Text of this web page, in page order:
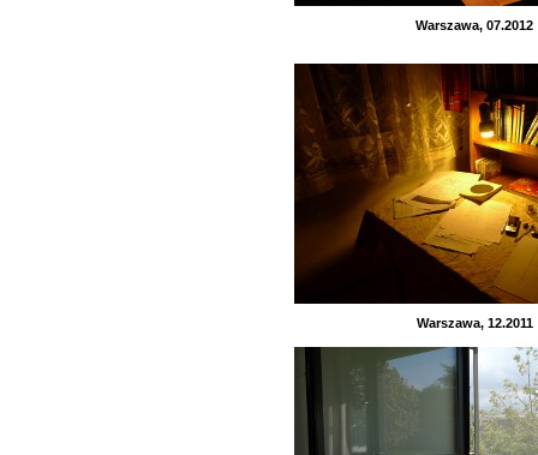
Warszawa, 07.2012
Warszawa, 12.2011